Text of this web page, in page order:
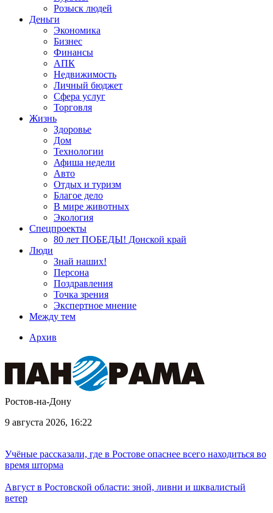
Розыск людей
Деньги
Экономика
Бизнес
Финансы
АПК
Недвижимость
Личный бюджет
Сфера услуг
Торговля
Жизнь
Здоровье
Дом
Технологии
Афиша недели
Авто
Отдых и туризм
Благое дело
В мире животных
Экология
Спецпроекты
80 лет ПОБЕДЫ! Донской край
Люди
Знай наших!
Персона
Поздравления
Точка зрения
Экспертное мнение
Между тем
Архив
Ростов-на-Дону
9 августа 2026, 16:22
Учёные рассказали, где в Ростове опаснее всего находиться во
время шторма
Август в Ростовской области: зной, ливни и шквалистый
ветер